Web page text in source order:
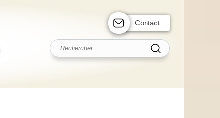
Contact